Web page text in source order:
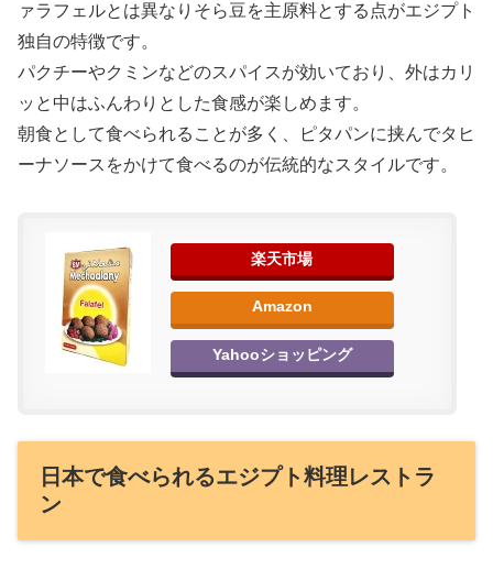
ァラフェルとは異なりそら豆を主原料とする点がエジプト
独自の特徴です。
パクチーやクミンなどのスパイスが効いており、外はカリ
ッと中はふんわりとした食感が楽しめます。
朝食として食べられることが多く、ピタパンに挟んでタヒ
ーナソースをかけて食べるのが伝統的なスタイルです。
楽天市場
Amazon
Yahooショッピング
日本で食べられるエジプト料理レストラ
ン